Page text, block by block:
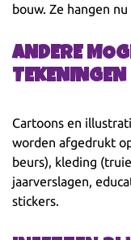
bouw. Ze hangen
ANDERE
Cartoons en
worden afgedrukt
beurs), kleding
jaarverslagen,
stickers.